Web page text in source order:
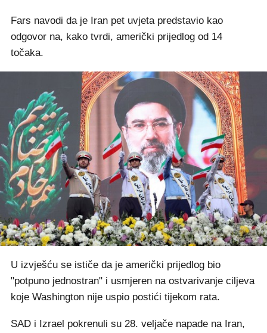
Fars navodi da je Iran pet uvjeta predstavio kao
odgovor na, kako tvrdi, američki prijedlog od 14
točaka.
U izvješću se ističe da je američki prijedlog bio
"potpuno jednostran" i usmjeren na ostvarivanje ciljeva
koje Washington nije uspio postići tijekom rata.
SAD i Izrael pokrenuli su 28. veljače napade na Iran,